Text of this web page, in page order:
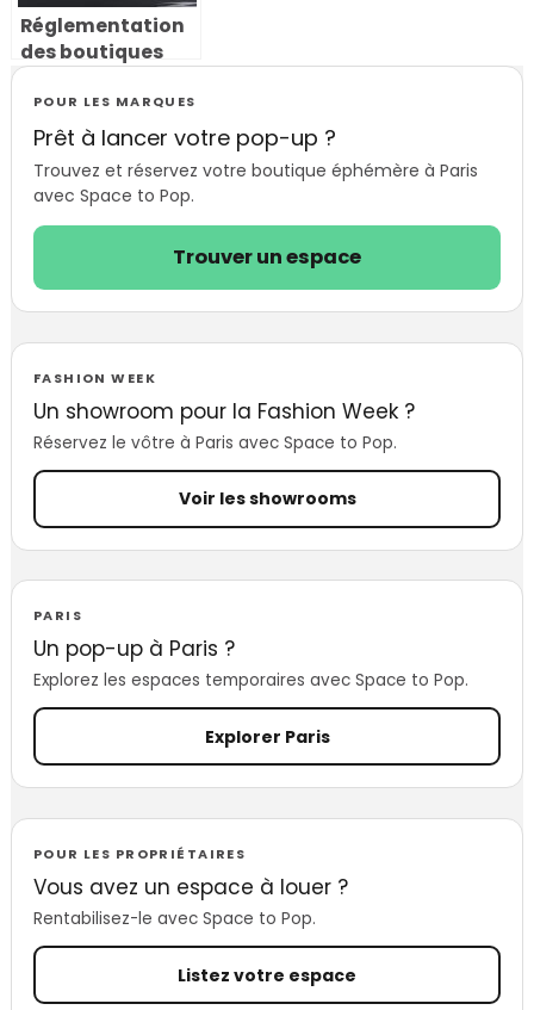
POUR LES MARQUES
Prêt à lancer votre pop-up ?
Trouvez et réservez votre boutique éphémère à Paris
avec Space to Pop.
Trouver un espace
FASHION WEEK
Un showroom pour la Fashion Week ?
Réservez le vôtre à Paris avec Space to Pop.
Voir les showrooms
PARIS
Un pop-up à Paris ?
Explorez les espaces temporaires avec Space to Pop.
Explorer Paris
POUR LES PROPRIÉTAIRES
Vous avez un espace à louer ?
Rentabilisez-le avec Space to Pop.
Listez votre espace
Réglementation
des boutiques
éphémères à
Paris : ce qu’il
faut vraiment